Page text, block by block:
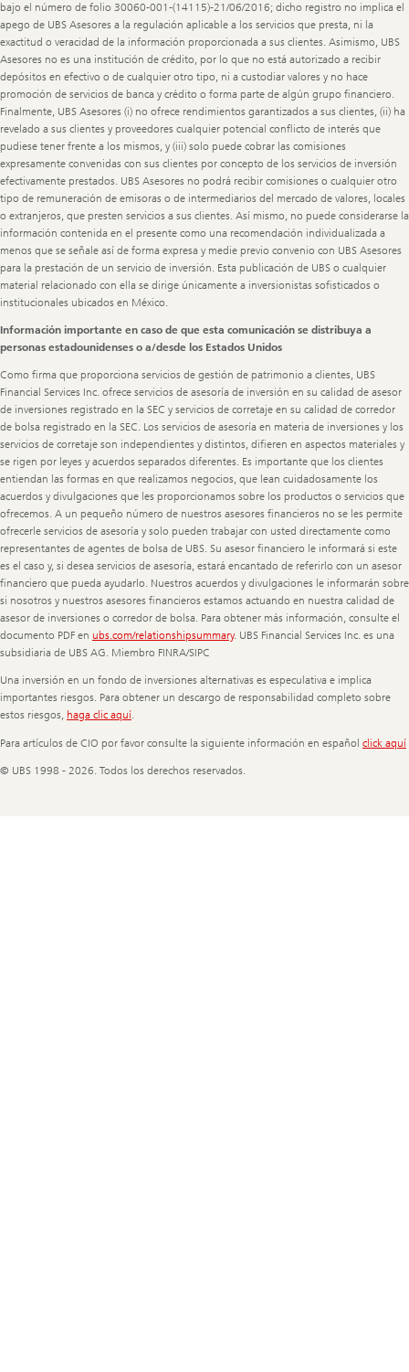
bajo el número de folio 30060-001-(14115)-21/06/2016; dicho registro no implica el
apego de UBS Asesores a la regulación aplicable a los servicios que presta, ni la
exactitud o veracidad de la información proporcionada a sus clientes. Asimismo, UBS
Asesores no es una institución de crédito, por lo que no está autorizado a recibir
depósitos en efectivo o de cualquier otro tipo, ni a custodiar valores y no hace
promoción de servicios de banca y crédito o forma parte de algún grupo financiero.
Finalmente, UBS Asesores (i) no ofrece rendimientos garantizados a sus clientes, (ii) ha
revelado a sus clientes y proveedores cualquier potencial conflicto de interés que
pudiese tener frente a los mismos, y (iii) solo puede cobrar las comisiones
expresamente convenidas con sus clientes por concepto de los servicios de inversión
efectivamente prestados. UBS Asesores no podrá recibir comisiones o cualquier otro
tipo de remuneración de emisoras o de intermediarios del mercado de valores, locales
o extranjeros, que presten servicios a sus clientes. Así mismo, no puede considerarse la
información contenida en el presente como una recomendación individualizada a
menos que se señale así de forma expresa y medie previo convenio con UBS Asesores
para la prestación de un servicio de inversión. Esta publicación de UBS o cualquier
material relacionado con ella se dirige únicamente a inversionistas sofisticados o
institucionales ubicados en México.
Información importante en caso de que esta comunicación se distribuya a
personas estadounidenses o a/desde los Estados Unidos
Como firma que proporciona servicios de gestión de patrimonio a clientes, UBS
Financial Services Inc. ofrece servicios de asesoría de inversión en su calidad de asesor
de inversiones registrado en la SEC y servicios de corretaje en su calidad de corredor
de bolsa registrado en la SEC. Los servicios de asesoría en materia de inversiones y los
servicios de corretaje son independientes y distintos, difieren en aspectos materiales y
se rigen por leyes y acuerdos separados diferentes. Es importante que los clientes
entiendan las formas en que realizamos negocios, que lean cuidadosamente los
acuerdos y divulgaciones que les proporcionamos sobre los productos o servicios que
ofrecemos. A un pequeño número de nuestros asesores financieros no se les permite
ofrecerle servicios de asesoría y solo pueden trabajar con usted directamente como
representantes de agentes de bolsa de UBS. Su asesor financiero le informará si este
es el caso y, si desea servicios de asesoría, estará encantado de referirlo con un asesor
financiero que pueda ayudarlo. Nuestros acuerdos y divulgaciones le informarán sobre
si nosotros y nuestros asesores financieros estamos actuando en nuestra calidad de
asesor de inversiones o corredor de bolsa. Para obtener más información, consulte el
documento PDF en ubs.com/relationshipsummary. UBS Financial Services Inc. es una
subsidiaria de UBS AG. Miembro FINRA/SIPC
Una inversión en un fondo de inversiones alternativas es especulativa e implica
importantes riesgos. Para obtener un descargo de responsabilidad completo sobre
estos riesgos, haga clic aquí.
Para artículos de CIO por favor consulte la siguiente información en español click aquí
© UBS 1998 - 2026. Todos los derechos reservados.